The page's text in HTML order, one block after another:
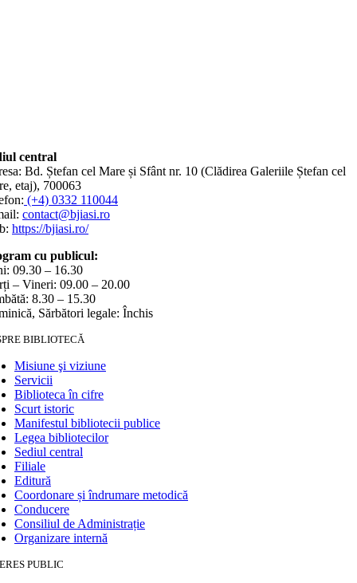
central
Bd. Ștefan cel Mare și Sfânt nr. 10 (Clădirea Galeriile Ștefan cel
etaj), 700063
(+4) 0332 110044
contact@bjiasi.ro
https://bjiasi.ro/
cu publicul:
09.30 – 16.30
– Vineri: 09.00 – 20.00
8.30 – 15.30
Sărbători legale: Închis
BIBLIOTECĂ
Misiune şi viziune
Servicii
Biblioteca în cifre
Scurt istoric
Manifestul bibliotecii publice
Legea bibliotecilor
Sediul central
Filiale
Editură
Coordonare și îndrumare metodică
Conducere
Consiliul de Administrație
Organizare internă
PUBLIC